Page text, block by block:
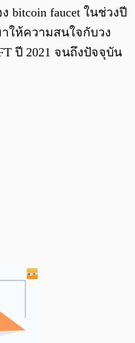
bitcoin faucet ในช่วงปี
ให้ความสนใจกับวง
ปี 2021 จนถึงปัจจุบัน